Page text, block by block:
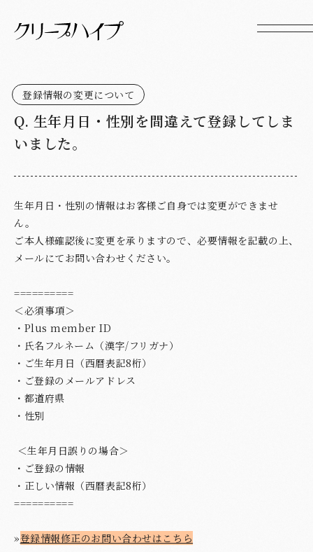
登録情報の変更について
Q. 生年月日・性別を間違えて登録してしま
いました。
生年月日・性別の情報はお客様ご自身では変更ができませ
ん。
ご本人様確認後に変更を承りますので、必要情報を記載の上、
メールにてお問い合わせください。
==========
＜必須事項＞
・Plus member ID
・氏名フルネーム（漢字/フリガナ）
・ご生年月日（西暦表記8桁）
・ご登録のメールアドレス
・都道府県
・性別
＜生年月日誤りの場合＞
・ご登録の情報
・正しい情報（西暦表記8桁）
==========
»登録情報修正のお問い合わせはこちら